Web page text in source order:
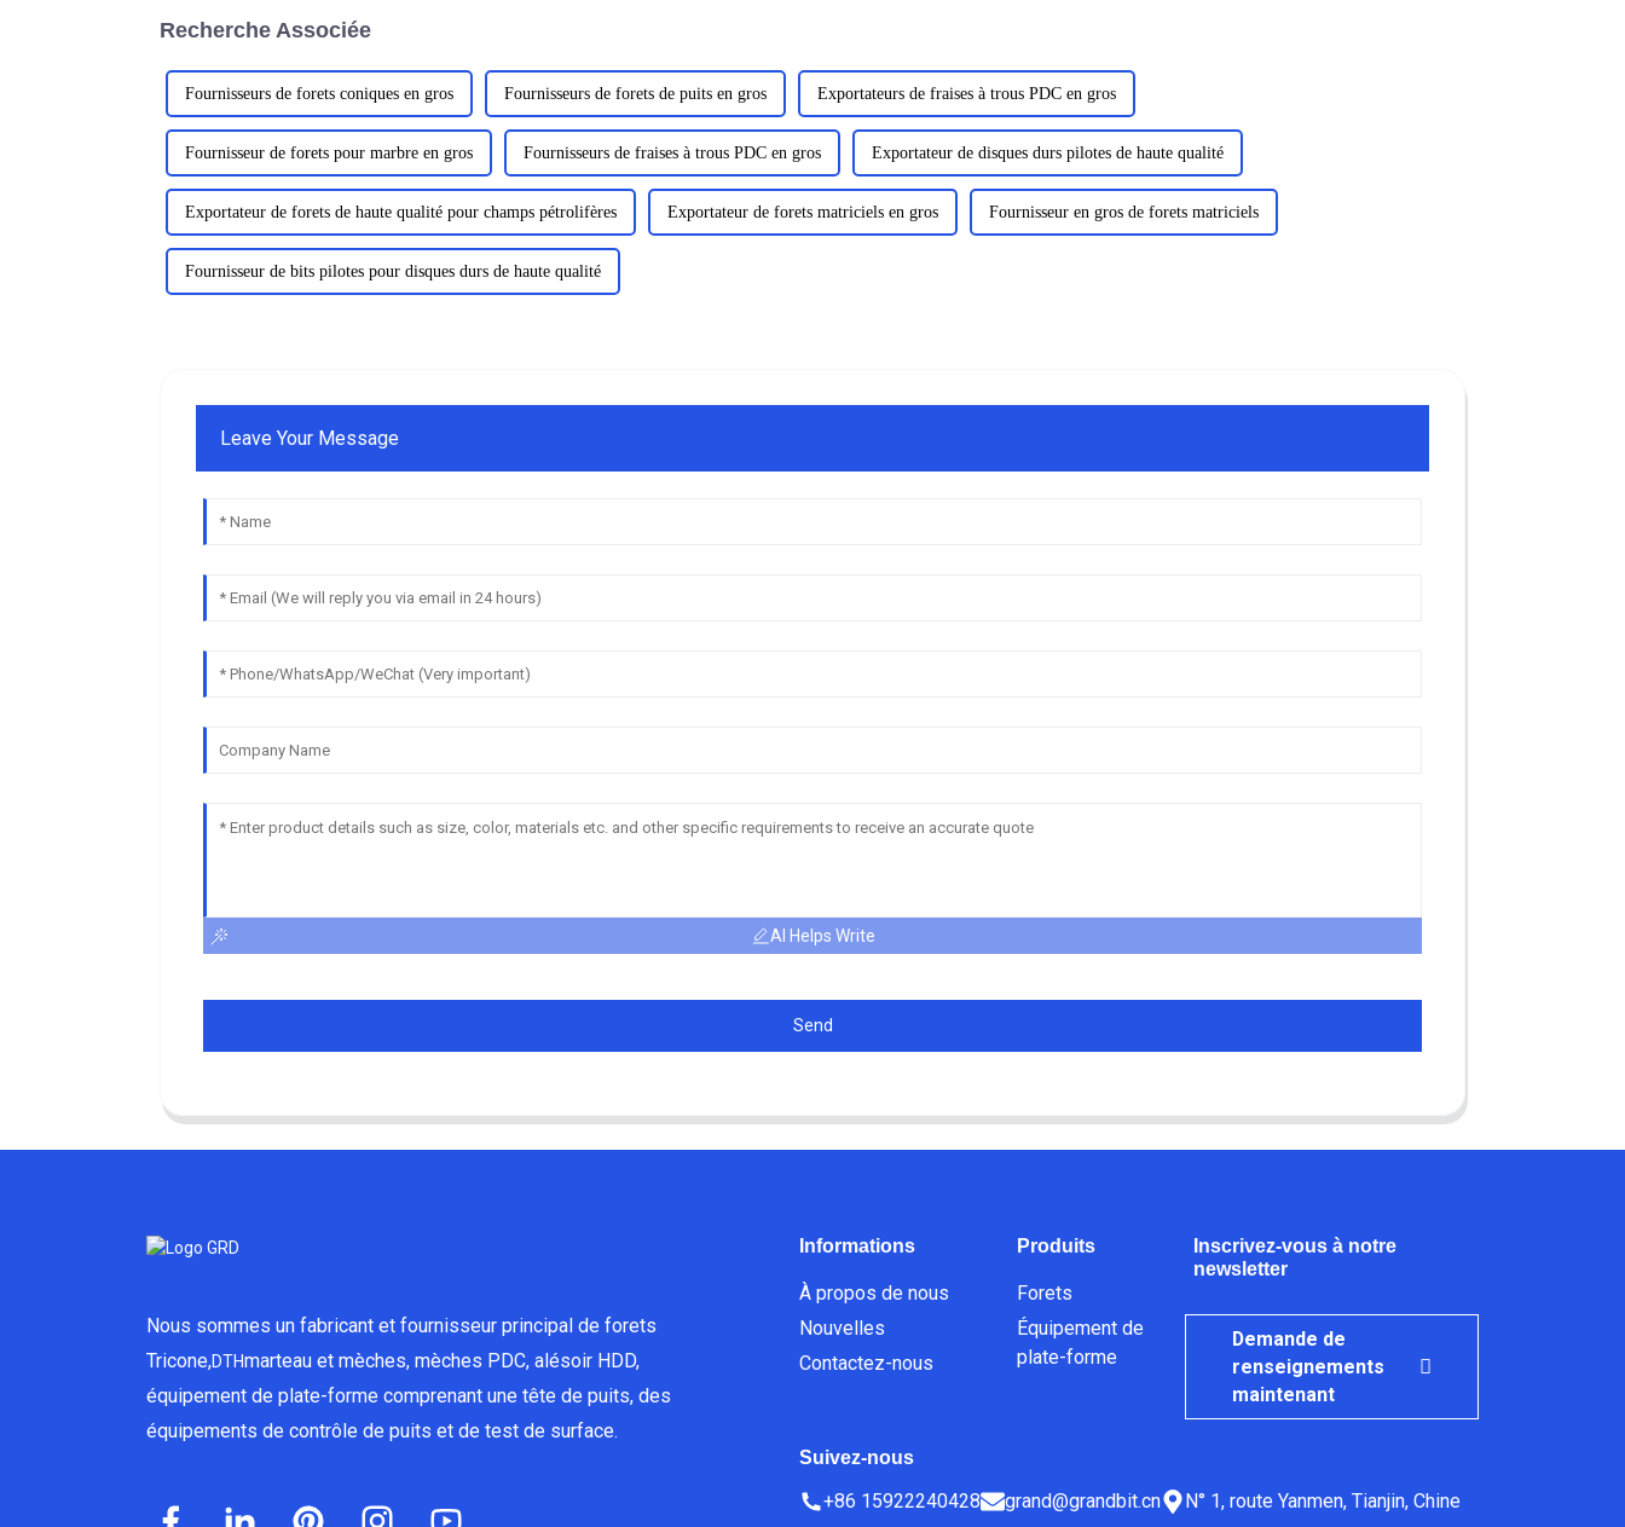
Recherche Associée
Fournisseurs de forets coniques en gros Fournisseurs de forets de puits en gros Exportateurs de fraises à trous PDC en gros
Fournisseur de forets pour marbre en gros Fournisseurs de fraises à trous PDC en gros Exportateur de disques durs pilotes de haute qualité
Exportateur de forets de haute qualité pour champs pétrolifères Exportateur de forets matriciels en gros Fournisseur en gros de forets matriciels
Fournisseur de bits pilotes pour disques durs de haute qualité
Leave Your Message
AI Helps Write
Send
Nous sommes un fabricant et fournisseur principal de forets
Tricone,DTHmarteau et mèches, mèches PDC, alésoir HDD,
équipement de plate-forme comprenant une tête de puits, des
équipements de contrôle de puits et de test de surface.
Informations
À propos de nous
Nouvelles
Contactez-nous
Produits
Forets
Équipement de
plate-forme
Inscrivez-vous à notre
newsletter
Demande de
renseignements
maintenant
Suivez-nous
+86 15922240428 grand@grandbit.cn N° 1, route Yanmen, Tianjin, Chine